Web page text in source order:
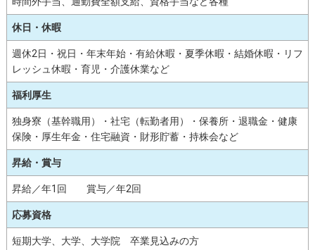
休日・休暇
週休2日・祝日・年末年始・有給休暇・夏季休暇・結婚休暇・リフ
レッシュ休暇・育児・介護休業など
福利厚生
独身寮（基幹職用）・社宅（転勤者用）・保養所・退職金・健康
保険・厚生年金・住宅融資・財形貯蓄・持株会など
昇給・賞与
昇給／年1回 賞与／年2回
応募資格
短期大学、大学、大学院 卒業見込みの方